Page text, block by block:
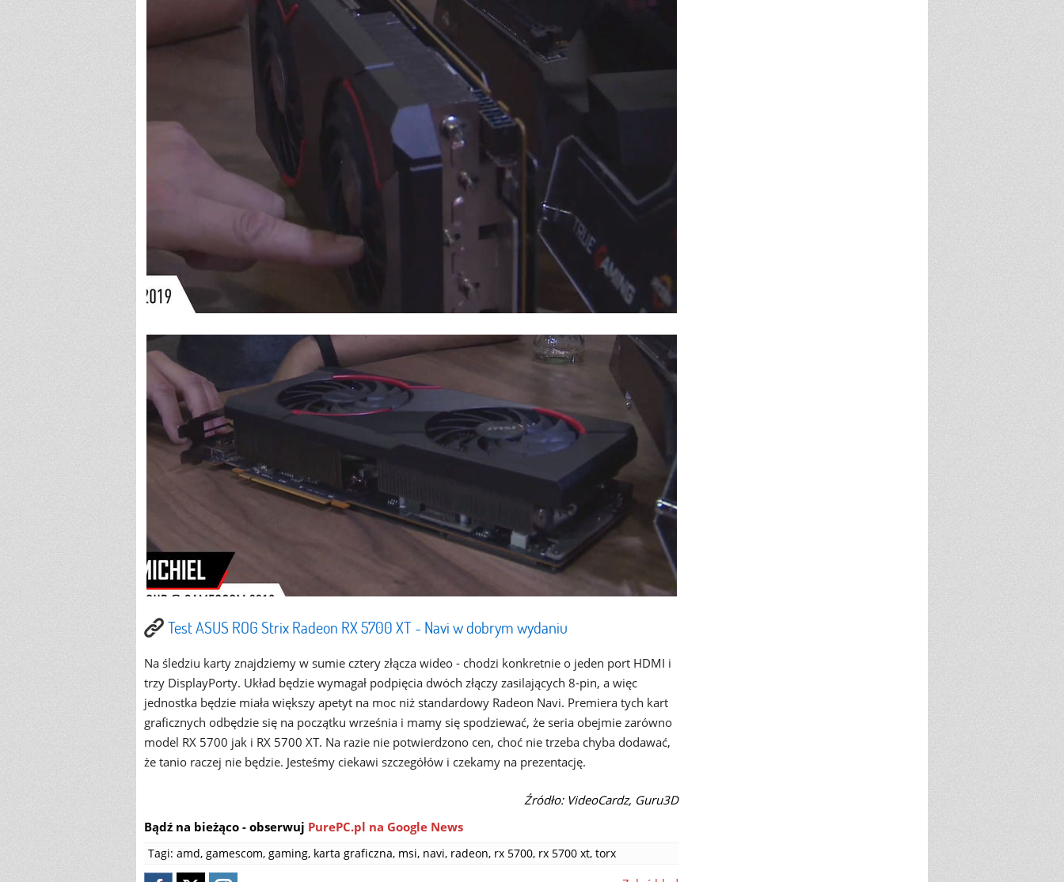
Test ASUS ROG Strix Radeon RX 5700 XT - Navi w dobrym wydaniu
Na śledziu karty znajdziemy w sumie cztery złącza wideo - chodzi konkretnie o jeden port HDMI i
trzy DisplayPorty. Układ będzie wymagał podpięcia dwóch złączy zasilających 8-pin, a więc
jednostka będzie miała większy apetyt na moc niż standardowy Radeon Navi. Premiera tych kart
graficznych odbędzie się na początku września i mamy się spodziewać, że seria obejmie zarówno
model RX 5700 jak i RX 5700 XT. Na razie nie potwierdzono cen, choć nie trzeba chyba dodawać,
że tanio raczej nie będzie. Jesteśmy ciekawi szczegółów i czekamy na prezentację.
Źródło: VideoCardz, Guru3D
Bądź na bieżąco - obserwuj PurePC.pl na Google News
Tagi: amd, gamescom, gaming, karta graficzna, msi, navi, radeon, rx 5700, rx 5700 xt, torx